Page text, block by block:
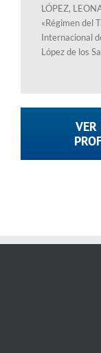
LÓPEZ,
«Régimen del
Internacional
López de los
VER